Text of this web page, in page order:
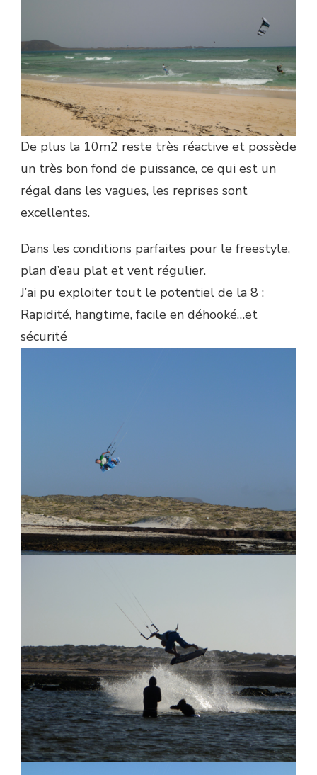
De plus la 10m2 reste très réactive et possède
un très bon fond de puissance, ce qui est un
régal dans les vagues, les reprises sont
excellentes.
Dans les conditions parfaites pour le freestyle,
plan d’eau plat et vent régulier.
J’ai pu exploiter tout le potentiel de la 8 :
Rapidité, hangtime, facile en déhooké…et
sécurité